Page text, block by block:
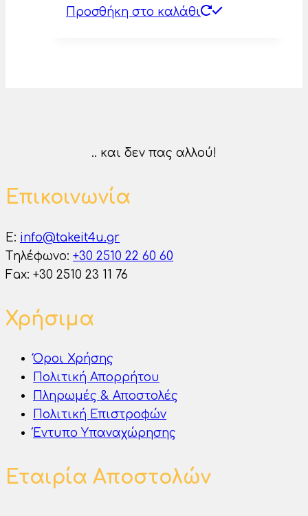
price
τρέχουσα
Προσθήκη στο καλάθι
.. και δεν πας αλλού!
Επικοινωνία
E: info@takeit4u.gr
Tηλέφωνο: +30 2510 22 60 60
Fax: +30 2510 23 11 76
Χρήσιμα
Όροι Χρήσης
Πολιτική Απορρήτου
Πληρωμές & Αποστολές
Πολιτική Επιστροφών
Έντυπο Υπαναχώρησης
Εταιρία Αποστολών